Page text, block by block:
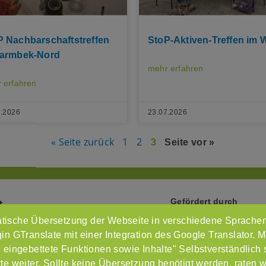
Nachbarschaftstreffen
Nord
erfahren
StoP-Aktiven-Treffen im
mehr erfahren
23.07.2026
« Seite zurück 1 2 3 Seite vor »
Übersetzung der Webseite in verschiedene
GTranslate mit einer Integration des Google Translator.
Funktionen sowie Inhalte" Selbstverständlich
weiter. Sollte keine Übersetzung benötigt werden, raten
Gefördert durch